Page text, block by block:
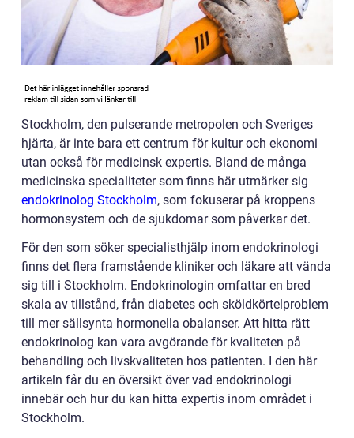
Stockholm, den pulserande metropolen och Sveriges
hjärta, är inte bara ett centrum för kultur och ekonomi
utan också för medicinsk expertis. Bland de många
medicinska specialiteter som finns här utmärker sig
endokrinolog Stockholm, som fokuserar på kroppens
hormonsystem och de sjukdomar som påverkar det.
För den som söker specialisthjälp inom endokrinologi
finns det flera framstående kliniker och läkare att vända
sig till i Stockholm. Endokrinologin omfattar en bred
skala av tillstånd, från diabetes och sköldkörtelproblem
till mer sällsynta hormonella obalanser. Att hitta rätt
endokrinolog kan vara avgörande för kvaliteten på
behandling och livskvaliteten hos patienten. I den här
artikeln får du en översikt över vad endokrinologi
innebär och hur du kan hitta expertis inom området i
Stockholm.